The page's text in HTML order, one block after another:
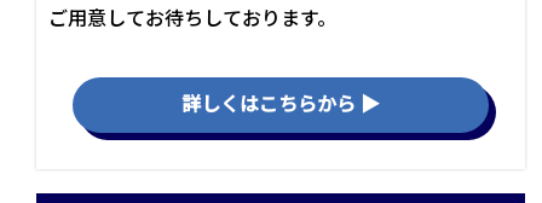
ご用意してお待ちしております。
詳しくはこちらから ▶